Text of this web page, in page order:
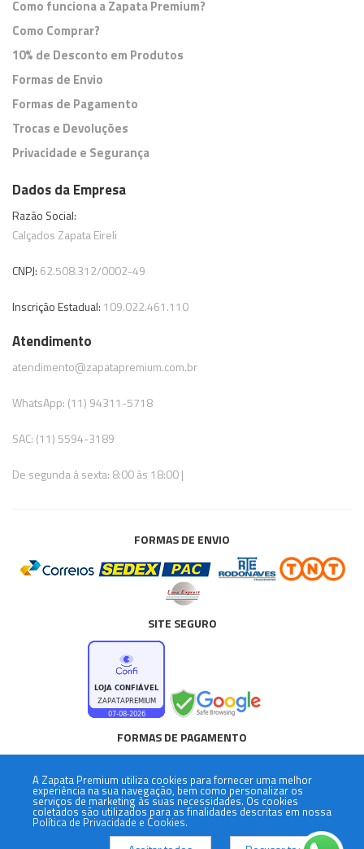
Como funciona a Zapata Premium?
Como Comprar?
10% de Desconto em Produtos
Formas de Envio
Formas de Pagamento
Trocas e Devoluções
Privacidade e Segurança
Dados da Empresa
Razão Social:
Calçados Zapata Eireli
CNPJ: 62.508.312/0002-49
Inscrição Estadual: 109.022.461.110
Atendimento
atendimento@zapatapremium.com.br
WhatsApp: (11) 94311-5718
SAC: (11) 5594-3189
De segunda à sexta: 8:00 às 18:00 |
FORMAS DE ENVIO
SITE SEGURO
FORMAS DE PAGAMENTO
A Zapata Premium utiliza cookies para fornecer uma melhor
experiência na sua navegação, bem como personalizar os
serviços de marketing às suas necessidades. Os cookies
coletados são utilizados para as finalidades descritas em nossa
Política de Privacidade e Cookies.